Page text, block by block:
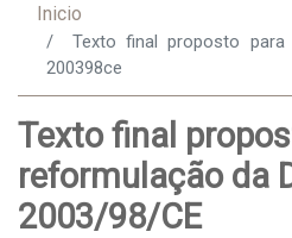
Inicio
Texto final proposto
200398ce
Texto final
reformulação da
2003/98/CE